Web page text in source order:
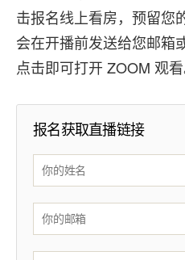
击报名线上看房，预留您
会在开播前发送给您邮箱
点击即可打开 ZOOM 观看
报名获取直播链接